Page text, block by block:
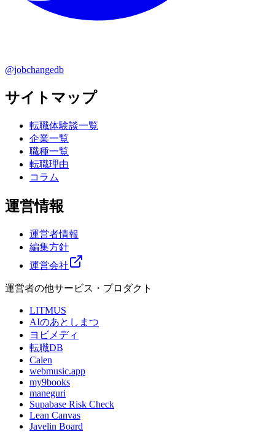
@jobchangedb
サイトマップ
転職体験談一覧
企業一覧
職種一覧
転職理由
コラム
運営情報
運営者情報
編集方針
運営会社
運営者の他サービス・プロダクト
LITMUS
AIのあとしまつ
ヨビメディ
転職DB
Calen
webmusic.app
my9books
maneguri
Supabase Risk Check
Lean Canvas
Javelin Board